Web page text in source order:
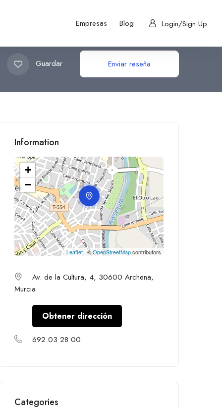
Empresas Blog Login/Sign Up
Guardar Enviar reseña
Information
+
−
Leaflet| ©OpenStreetMapcontributors
Av. de la Cultura, 4, 30600 Archena,
Murcia
Obtener dirección
692 03 28 00
Categories